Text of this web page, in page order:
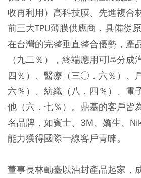
收再利用）高科技膜、先進複合
前三大TPU薄膜供應商，具備從
在台灣的完整垂直整合優勢，產
（九二％），終端應用可區分成
四％）、醫療（三○．六％）、
六％）、紡織（八．四％）、電
他（六．七％）。鼎基的客戶皆
名品牌，如賓士、3M、嬌生、
能力獲得國際一線客戶青睞。
董事長林勳臺以油封產品起家，